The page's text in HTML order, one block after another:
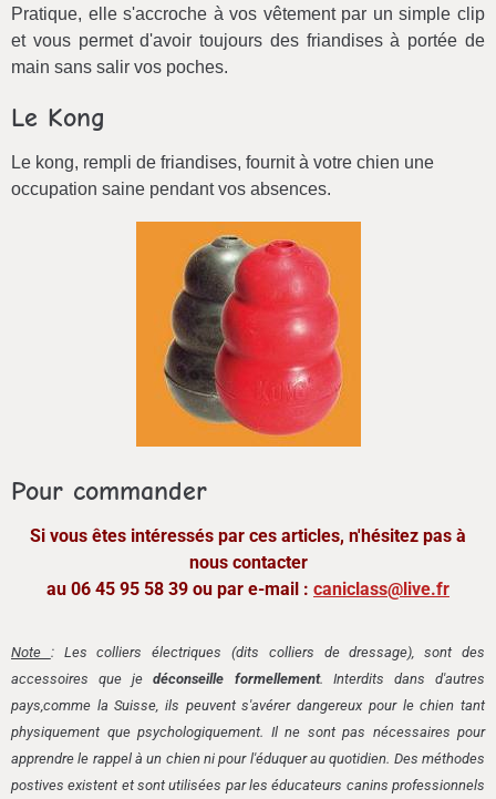
Pratique, elle s'accroche à vos vêtement par un simple clip
et vous permet d'avoir toujours des friandises à portée de
main sans salir vos poches.
Le Kong
Le kong, rempli de friandises, fournit à votre chien une
occupation saine pendant vos absences.
Pour commander
Si vous êtes intéressés par ces articles, n'hésitez pas à
nous contacter
au 06 45 95 58 39 ou par e-mail : caniclass@live.fr
Note : Les colliers électriques (dits colliers de dressage), sont des
accessoires que jedéconseille formellement. Interdits dans d'autres
pays,comme la Suisse, ils peuvent s'avérer dangereux pour le chien tant
physiquement que psychologiquement. Il ne sont pas nécessaires pour
apprendre le rappel à un chien ni pour l'éduquer au quotidien. Des méthodes
postives existent et sont utilisées par les éducateurs canins professionnels